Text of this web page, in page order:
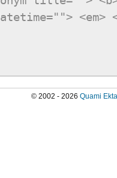
© 2002 - 2026 Quami